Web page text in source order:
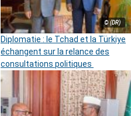
© (DR)
Diplomatie : le Tchad et la Türkiye
échangent sur la relance des
consultations politiques